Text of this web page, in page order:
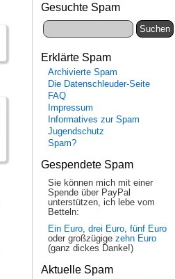
Gesuchte Spam
Erklärte Spam
Archivierte Spam
Die Datenschleuder-Seite
FAQ
Impressum
Informatives zur Spam
Jugendschutz
Spam?
Gespendete Spam
Sie können mich mit einer
Spende über PayPal
unterstützen, ich lebe vom
Betteln:
Ein Euro, drei Euro, fünf Euro
oder großzügige zehn Euro
(ganz dickes Danke!)
Aktuelle Spam